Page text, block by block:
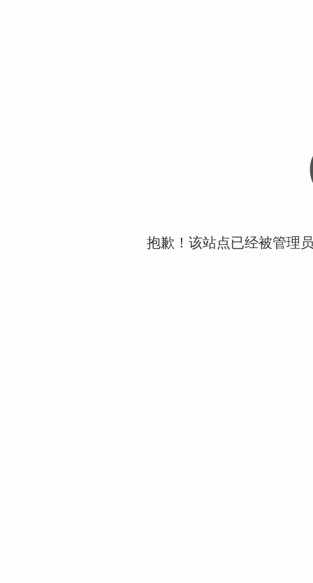
抱歉！该站点已经被管理